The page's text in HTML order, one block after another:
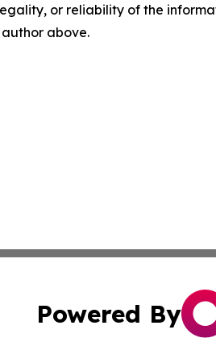
or reliability of the
above.
Powered By